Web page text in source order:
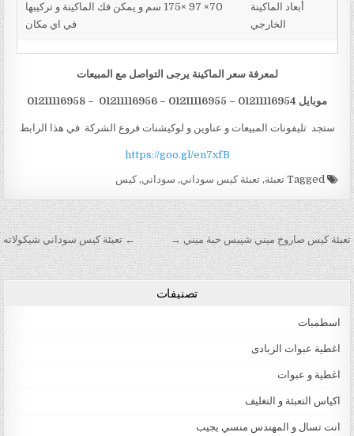
أبعاد الماكينة
الخارجي
70× 97 ×175 سم و يمكن فك الماكينة و تركيبها
في اي مكان
لمعرفة سعر الماكينة يرجى التواصل مع المبيعات
موبايل 01211 116954 – 01211116955 – 01211116956 – 01211116958
ستجد تليفونات المبيعات و عناوين و لوكيشنات فروع الشركة في هذا الرابط
https://goo.gl/en7xfB
Tagged تعبئة,تعبئة كيس سوداني, سوداني,كيس
تصفّح المقالات ← تعبئة كيس سوداني شيكولاته تعبئة كيس صاروخ ميني شيبس حبة ميني →
تصنيفات
اسطمبات
اغطية عبوات الزبادى
اغطية و عبوات
اكياس التعبئة و التغليف
انت تسال و المهندس منسي يجيب